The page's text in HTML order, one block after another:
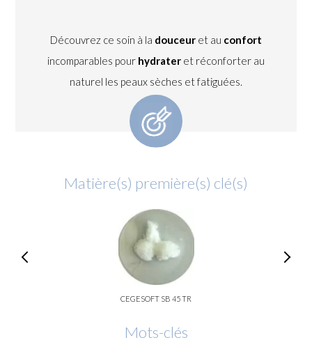
Découvrez ce soin à la douceur et au confort
incomparables pour hydrater et réconforter au
naturel les peaux sèches et fatiguées.
Matière(s) première(s) clé(s)
CEGESOFT SB 45 TR
Mots-clés